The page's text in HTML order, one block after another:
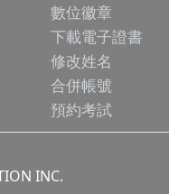
數位徽章
下載電子證書
修改姓名
合併帳號
預約考試
INC.